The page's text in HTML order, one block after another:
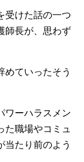
受けた話の一つ
師長が、思わず
めていったそう
ワーハラスメン
た職場やコミュ
当たり前のよう